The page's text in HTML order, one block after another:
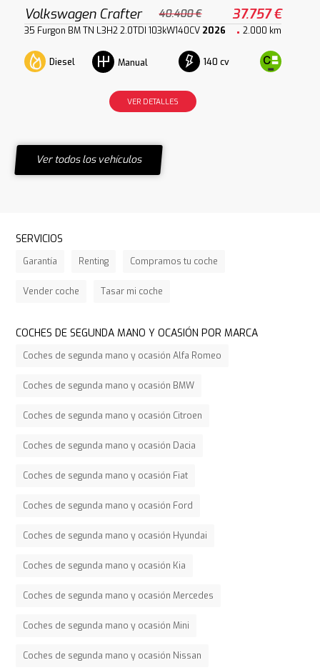
Volkswagen Crafter 40.400 € 37.757 €
35 Furgon BM TN L3H2 2.0TDI 103kW140CV 2026 2.000 km
Diesel Manual 140 cv
VER DETALLES
Ver todos los vehículos
SERVICIOS
Garantía Renting Compramos tu coche
Vender coche Tasar mi coche
COCHES DE SEGUNDA MANO Y OCASIÓN POR MARCA
Coches de segunda mano y ocasión Alfa Romeo
Coches de segunda mano y ocasión BMW
Coches de segunda mano y ocasión Citroen
Coches de segunda mano y ocasión Dacia
Coches de segunda mano y ocasión Fiat
Coches de segunda mano y ocasión Ford
Coches de segunda mano y ocasión Hyundai
Coches de segunda mano y ocasión Kia
Coches de segunda mano y ocasión Mercedes
Coches de segunda mano y ocasión Mini
Coches de segunda mano y ocasión Nissan